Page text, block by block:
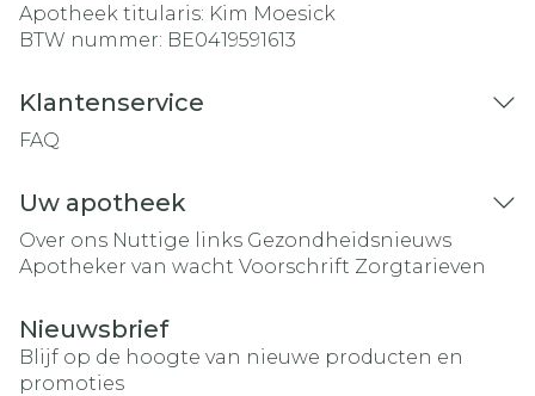
Apotheek titularis: Kim Moesick
BTW nummer: BE0419591613
Klantenservice
FAQ
Uw apotheek
Over ons Nuttige links Gezondheidsnieuws
Apotheker van wacht Voorschrift Zorgtarieven
Nieuwsbrief
Blijf op de hoogte van nieuwe producten en
promoties